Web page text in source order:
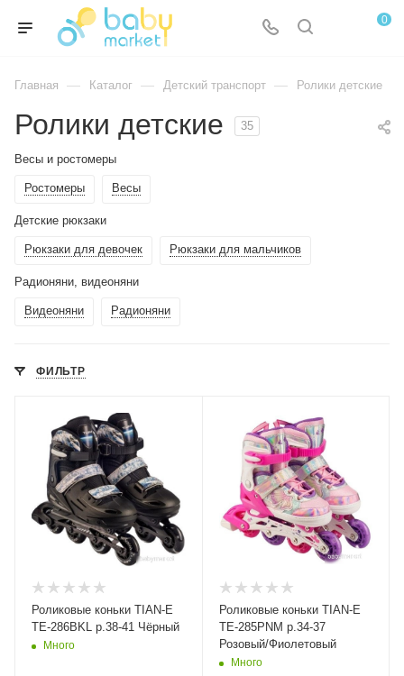
0
Главная — Каталог — Детский транспорт — Ролики детские
Ролики детские 35
Весы и ростомеры
Ростомеры Весы
Детские рюкзаки
Рюкзаки для девочек Рюкзаки для мальчиков
Радионяни, видеоняни
Видеоняни Радионяни
ФИЛЬТР
Роликовые коньки TIAN-E
TE-286BKL р.38-41 Чёрный
Много
Роликовые коньки TIAN-E
TE-285PNM р.34-37
Розовый/Фиолетовый
Много